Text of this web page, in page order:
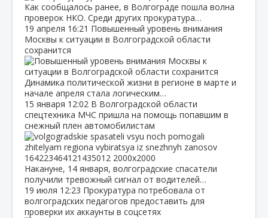
Как сообщалось ранее, в Волгограде пошла волна
проверок НКО. Среди других прокуратура…
19 апреля 16:21 Повышенный уровень внимания
Москвы к ситуации в Волгоградской области
сохранится
Динамика политической жизни в регионе в марте и
начале апреля стала логическим…
15 января 12:02 В Волгоградской области
спецтехника МЧС пришла на помощь попавшим в
снежный плен автомобилистам
Накануне, 14 января, волгоградские спасатели
получили тревожный сигнал от водителей…
19 июля 12:23 Прокуратура потребовала от
волгоградских педагогов предоставить для
проверки их аккаунты в соцсетях